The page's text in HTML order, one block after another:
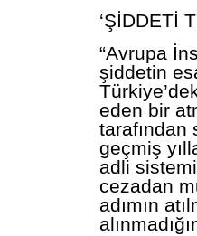
‘ŞİDDETİ
“Avrupa
şiddetin
eden bir
tarafından
geçmiş
adli
cezadan
adımın